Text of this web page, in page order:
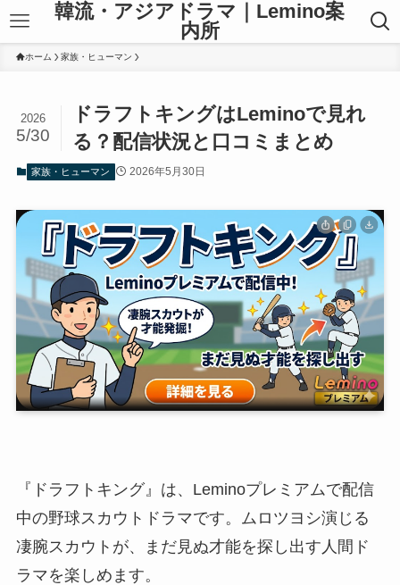
韓流・アジアドラマ｜Lemino案
内所
ホーム 家族・ヒューマン
ドラフトキングはLeminoで見れ
る？配信状況と口コミまとめ
2026
5/30
家族・ヒューマン 2026年5月30日
『ドラフトキング』は、Leminoプレミアムで配信
中の野球スカウトドラマです。ムロツヨシ演じる
凄腕スカウトが、まだ見ぬ才能を探し出す人間ド
ラマを楽しめます。